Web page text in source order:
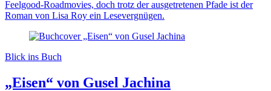
Feelgood-Roadmovies, doch trotz der ausgetretenen Pfade ist der
Roman von Lisa Roy ein Lesevergnügen.
Blick ins Buch
„Eisen“ von Gusel Jachina